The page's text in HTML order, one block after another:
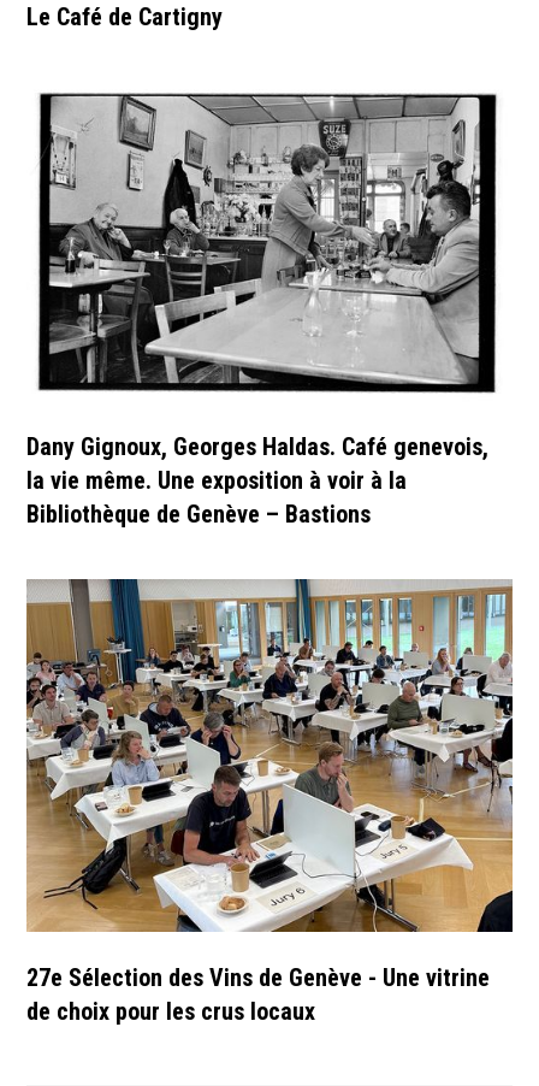
Le Café de Cartigny
Dany Gignoux, Georges Haldas. Café genevois,
la vie même. Une exposition à voir à la
Bibliothèque de Genève – Bastions
27e Sélection des Vins de Genève - Une vitrine
de choix pour les crus locaux